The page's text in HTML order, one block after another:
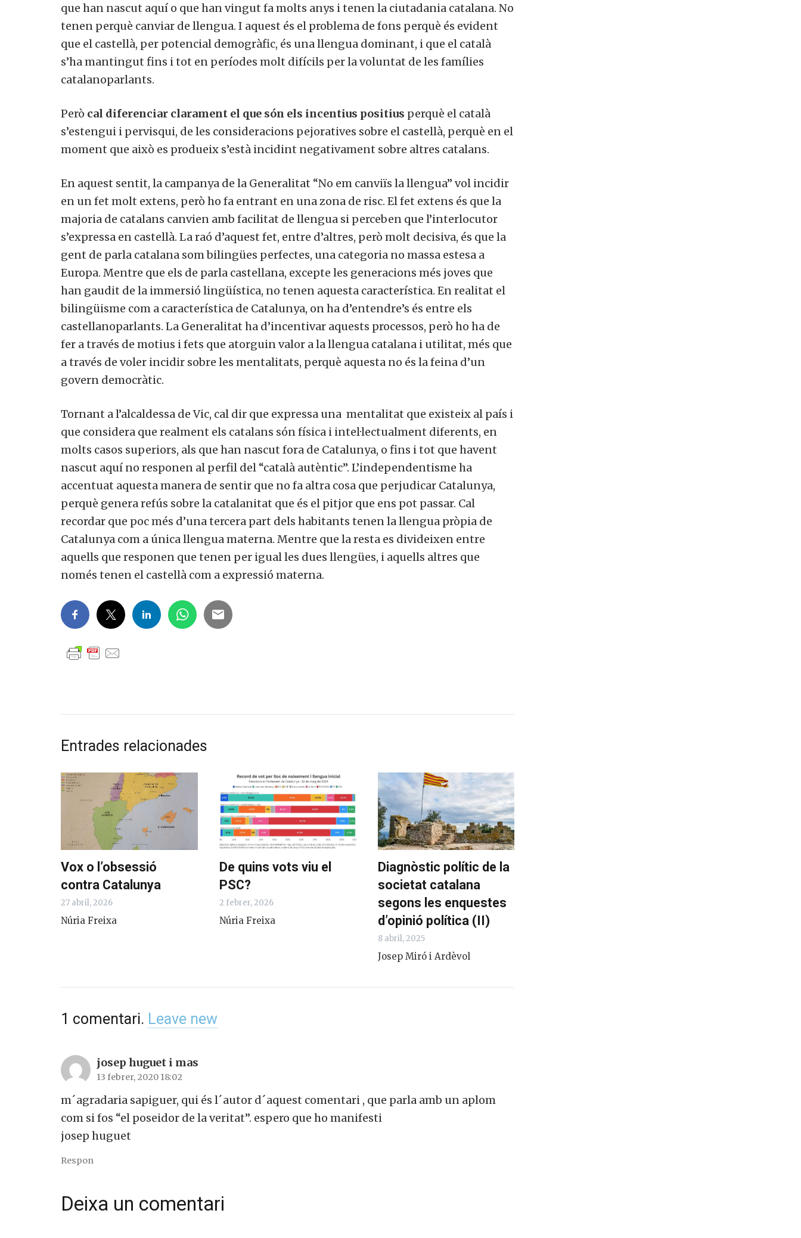
que han nascut aquí o que han vingut fa molts anys i tenen la ciutadania catalana. No
tenen perquè canviar de llengua. I aquest és el problema de fons perquè és evident
que el castellà, per potencial demogràfic, és una llengua dominant, i que el català
s’ha mantingut fins i tot en períodes molt difícils per la voluntat de les famílies
catalanoparlants.
Però cal diferenciar clarament el que són els incentius positius perquè el català
s’estengui i pervisqui, de les consideracions pejoratives sobre el castellà, perquè en el
moment que això es produeix s’està incidint negativament sobre altres catalans.
En aquest sentit, la campanya de la Generalitat “No em canviïs la llengua” vol incidir
en un fet molt extens, però ho fa entrant en una zona de risc. El fet extens és que la
majoria de catalans canvien amb facilitat de llengua si perceben que l’interlocutor
s’expressa en castellà. La raó d’aquest fet, entre d’altres, però molt decisiva, és que la
gent de parla catalana som bilingües perfectes, una categoria no massa estesa a
Europa. Mentre que els de parla castellana, excepte les generacions més joves que
han gaudit de la immersió lingüística, no tenen aquesta característica. En realitat el
bilingüisme com a característica de Catalunya, on ha d’entendre’s és entre els
castellanoparlants. La Generalitat ha d’incentivar aquests processos, però ho ha de
fer a través de motius i fets que atorguin valor a la llengua catalana i utilitat, més que
a través de voler incidir sobre les mentalitats, perquè aquesta no és la feina d’un
govern democràtic.
Tornant a l’alcaldessa de Vic, cal dir que expressa una mentalitat que existeix al país i
que considera que realment els catalans són física i intel·lectualment diferents, en
molts casos superiors, als que han nascut fora de Catalunya, o fins i tot que havent
nascut aquí no responen al perfil del “català autèntic”. L’independentisme ha
accentuat aquesta manera de sentir que no fa altra cosa que perjudicar Catalunya,
perquè genera refús sobre la catalanitat que és el pitjor que ens pot passar. Cal
recordar que poc més d’una tercera part dels habitants tenen la llengua pròpia de
Catalunya com a única llengua materna. Mentre que la resta es divideixen entre
aquells que responen que tenen per igual les dues llengües, i aquells altres que
només tenen el castellà com a expressió materna.
Entrades relacionades
Vox o l’obsessió
contra Catalunya
27 abril, 2026
Núria Freixa
De quins vots viu el
PSC?
2 febrer, 2026
Núria Freixa
Diagnòstic polític de la
societat catalana
segons les enquestes
d’opinió política (II)
8 abril, 2025
Josep Miró i Ardèvol
1 comentari. Leave new
josep huguet i mas
13 febrer, 2020 18:02
m´agradaria sapiguer, qui és l´autor d´aquest comentari , que parla amb un aplom
com si fos “el poseidor de la veritat”. espero que ho manifesti
josep huguet
Respon
Deixa un comentari